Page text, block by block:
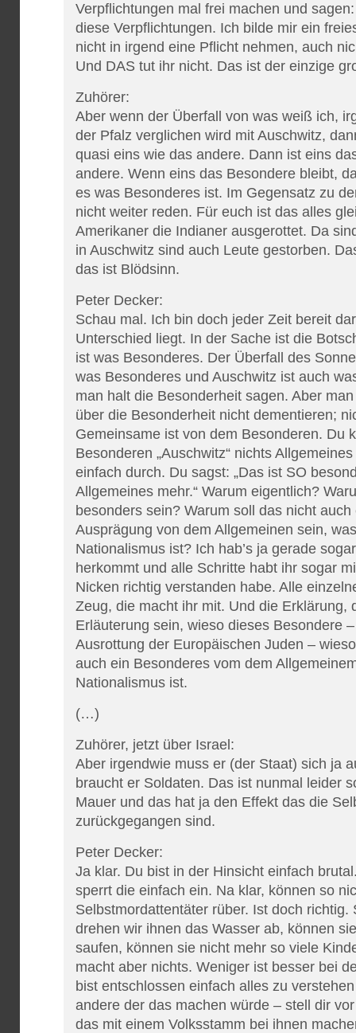
Verpflichtungen mal frei machen und
diese Verpflichtungen. Ich bilde mir ein
nicht in irgend eine Pflicht nehmen, auch
Und DAS tut ihr nicht. Das ist der einzige
Zuhörer:
Aber wenn der Überfall von was weiß ich,
der Pfalz verglichen wird mit Auschwitz,
quasi eins wie das andere. Dann ist eins
andere. Wenn eins das Besondere bleibt,
es was Besonderes ist. Im Gegensatz zu
nicht weiter reden. Für euch ist das alles
Amerikaner die Indianer ausgerottet. Da
in Auschwitz sind auch Leute gestorben.
das ist Blödsinn.
Peter Decker:
Schau mal. Ich bin doch jeder Zeit bereit
Unterschied liegt. In der Sache ist die
ist was Besonderes. Der Überfall des
was Besonderes und Auschwitz ist auch
man halt die Besonderheit sagen. Aber
über die Besonderheit nicht dementieren;
Gemeinsame ist von dem Besonderen. Du
Besonderen „Auschwitz“ nichts
einfach durch. Du sagst: „Das ist SO
Allgemeines mehr.“ Warum eigentlich?
besonders sein? Warum soll das nicht
Ausprägung von dem Allgemeinen sein,
Nationalismus ist? Ich hab’s ja gerade
herkommt und alle Schritte habt ihr sogar
Nicken richtig verstanden habe. Alle
Zeug, die macht ihr mit. Und die Erklärung,
Erläuterung sein, wieso dieses Besondere
Ausrottung der Europäischen Juden –
auch ein Besonderes vom dem
Nationalismus ist.
(…)
Zuhörer, jetzt über Israel:
Aber irgendwie muss er (der Staat) sich ja
braucht er Soldaten. Das ist nunmal leider
Mauer und das hat ja den Effekt das die
zurückgegangen sind.
Peter Decker:
Ja klar. Du bist in der Hinsicht einfach
sperrt die einfach ein. Na klar, können so
Selbstmordattentäter rüber. Ist doch richtig.
drehen wir ihnen das Wasser ab, können
saufen, können sie nicht mehr so viele
macht aber nichts. Weniger ist besser bei
bist entschlossen einfach alles zu
andere der das machen würde – stell dir
das mit einem Volksstamm bei ihnen